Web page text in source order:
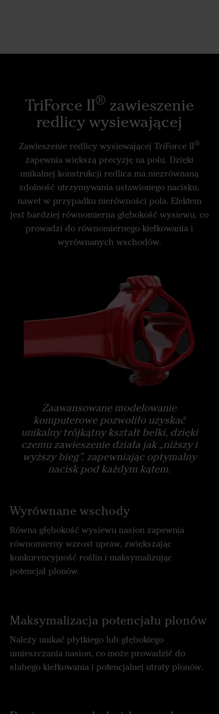
TriForce II® zawieszenie
redlicy wysiewającej
Zawieszenie redlicy wysiewającej TriForce II®
zapewnia większą precyzję na polu. Dzięki
unikalnej konstrukcji redlica ma niezrównaną
zdolność utrzymywania ustawionego nacisku,
nawet w przypadku nierówności pola. Efektem
jest bardziej równomierna głębokość wysiewu, co
prowadzi do równomiernego kiełkowania i
wyrównanych wschodów.
Zaawansowane modelowanie
komputerowe pozwoliło uzyskać
unikalny trójkątny kształt belki, dzięki
czemu zawieszenie działa jak „niższy i
wyższy bieg”, zapewniając optymalny
nacisk pod każdym kątem.
Wyrównane wschody
Równa głębokość wysiewu nasion zapewnia
równomierny wzrost upraw, zwiększając
konkurencyjność roślin i maksymalizując
potencjał plonów.
Maksymalizacja potencjału plonów
Należy unikać płytkiego lub głębokiego
umieszczania nasion, co może prowadzić do
słabego kiełkowania i potencjalnej utraty plonów.